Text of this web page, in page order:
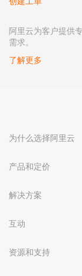
阿里云为客户提供
需求。
了解更多
为什么选择阿里云
产品和定价
解决方案
互动
资源和支持